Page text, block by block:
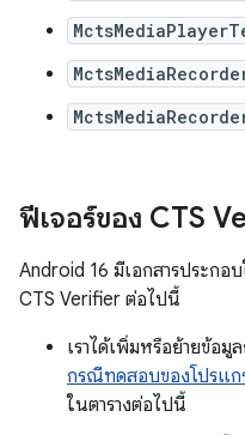
ฟีเจอร์ของ CTS
Android 16 มีเอกสารประก
CTS Verifier ต่อไปนี้
เราได้เพิ่มหรือย้ายข้
กรณีทดสอบของโปรแก
ในตารางต่อไปนี้